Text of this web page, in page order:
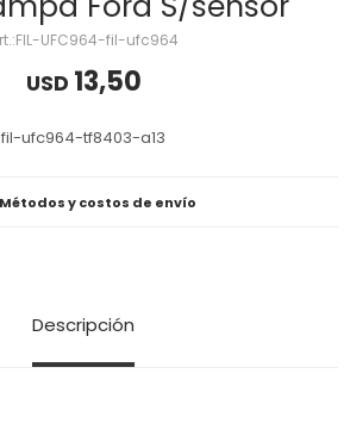
FIL-UFC964-fil-ufc964
USD 13,50
fil-ufc964-tf8403-a13
Métodos y costos de envío
Descripción